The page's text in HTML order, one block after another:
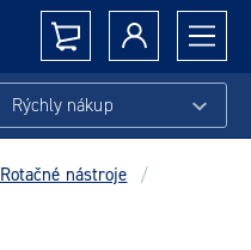
Rýchly nákup
Rotačné nástroje /